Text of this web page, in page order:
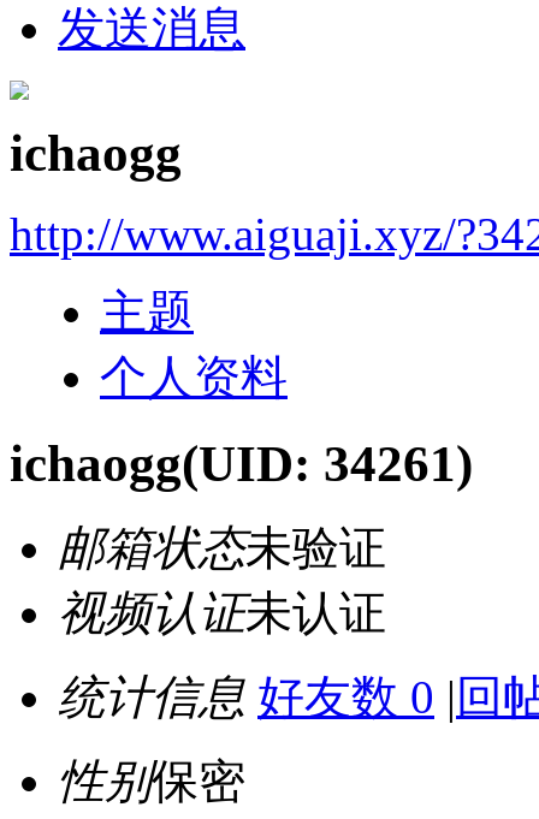
发送消息
ichaogg
http://www.aiguaji.xyz/
主题
个人资料
ichaogg(UID: 34261)
邮箱状态未验证
视频认证未认证
统计信息 好友数 0 | 回
性别保密